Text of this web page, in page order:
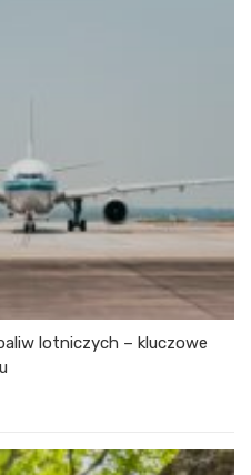
lotniczych – kluczowe